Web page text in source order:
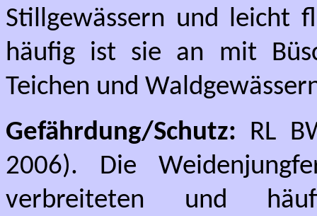
Stillgewässern und leicht
häufig ist sie an mit
Teichen und
Gefährdung/Schutz: RL
2006). Die
verbreiteten und